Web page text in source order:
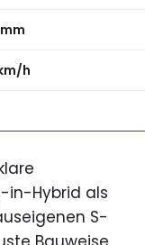
h
in-Hybrid als
S-